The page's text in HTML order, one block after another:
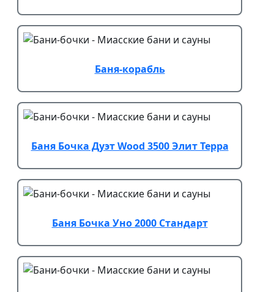
Баня-корабль
Баня Бочка Дуэт Wood 3500 Элит Терра
Баня Бочка Уно 2000 Стандарт